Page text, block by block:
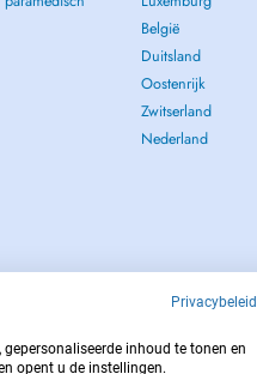
België
Duitsland
Oostenrijk
Zwitserland
Nederland
Privacybeleid
inhoud te tonen en
opent u de instellingen.